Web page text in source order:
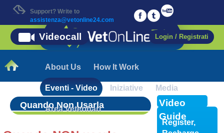
Support? Write to
assistenza@vetonline24.com
About Us How It Work
Eventi - Video Iniziative Media
Area Veterinari
Login / Registrati
Videocall
Quando Non Usarla
Video
Guide
Register,